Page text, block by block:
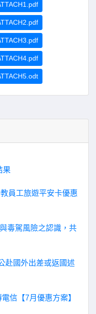
果
員工旅遊平安卡優惠
毒駕風險之認識，共
赴國外出差或返國述
信【7月優惠方案】